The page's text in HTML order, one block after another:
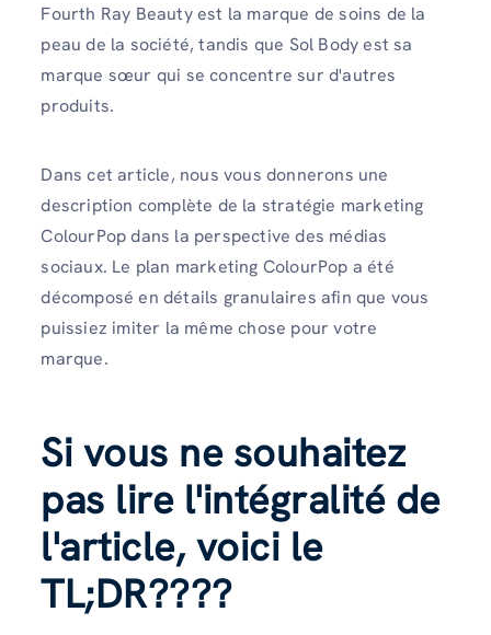
Fourth Ray Beauty est la marque de soins de la
peau de la société, tandis que Sol Body est sa
marque sœur qui se concentre sur d'autres
produits.
Dans cet article, nous vous donnerons une
description complète de la stratégie marketing
ColourPop dans la perspective des médias
sociaux. Le plan marketing ColourPop a été
décomposé en détails granulaires afin que vous
puissiez imiter la même chose pour votre
marque.
Si vous ne souhaitez
pas lire l'intégralité de
l'article, voici le
TL;DR????